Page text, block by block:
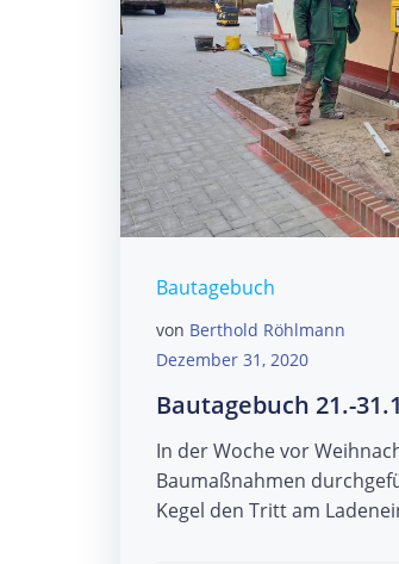
Bautagebuch
von Berthold Röhlmann
Dezember 31, 2020
Bautagebuch 21.-
In der Woche vor
Baumaßnahmen
Kegel den Tritt am